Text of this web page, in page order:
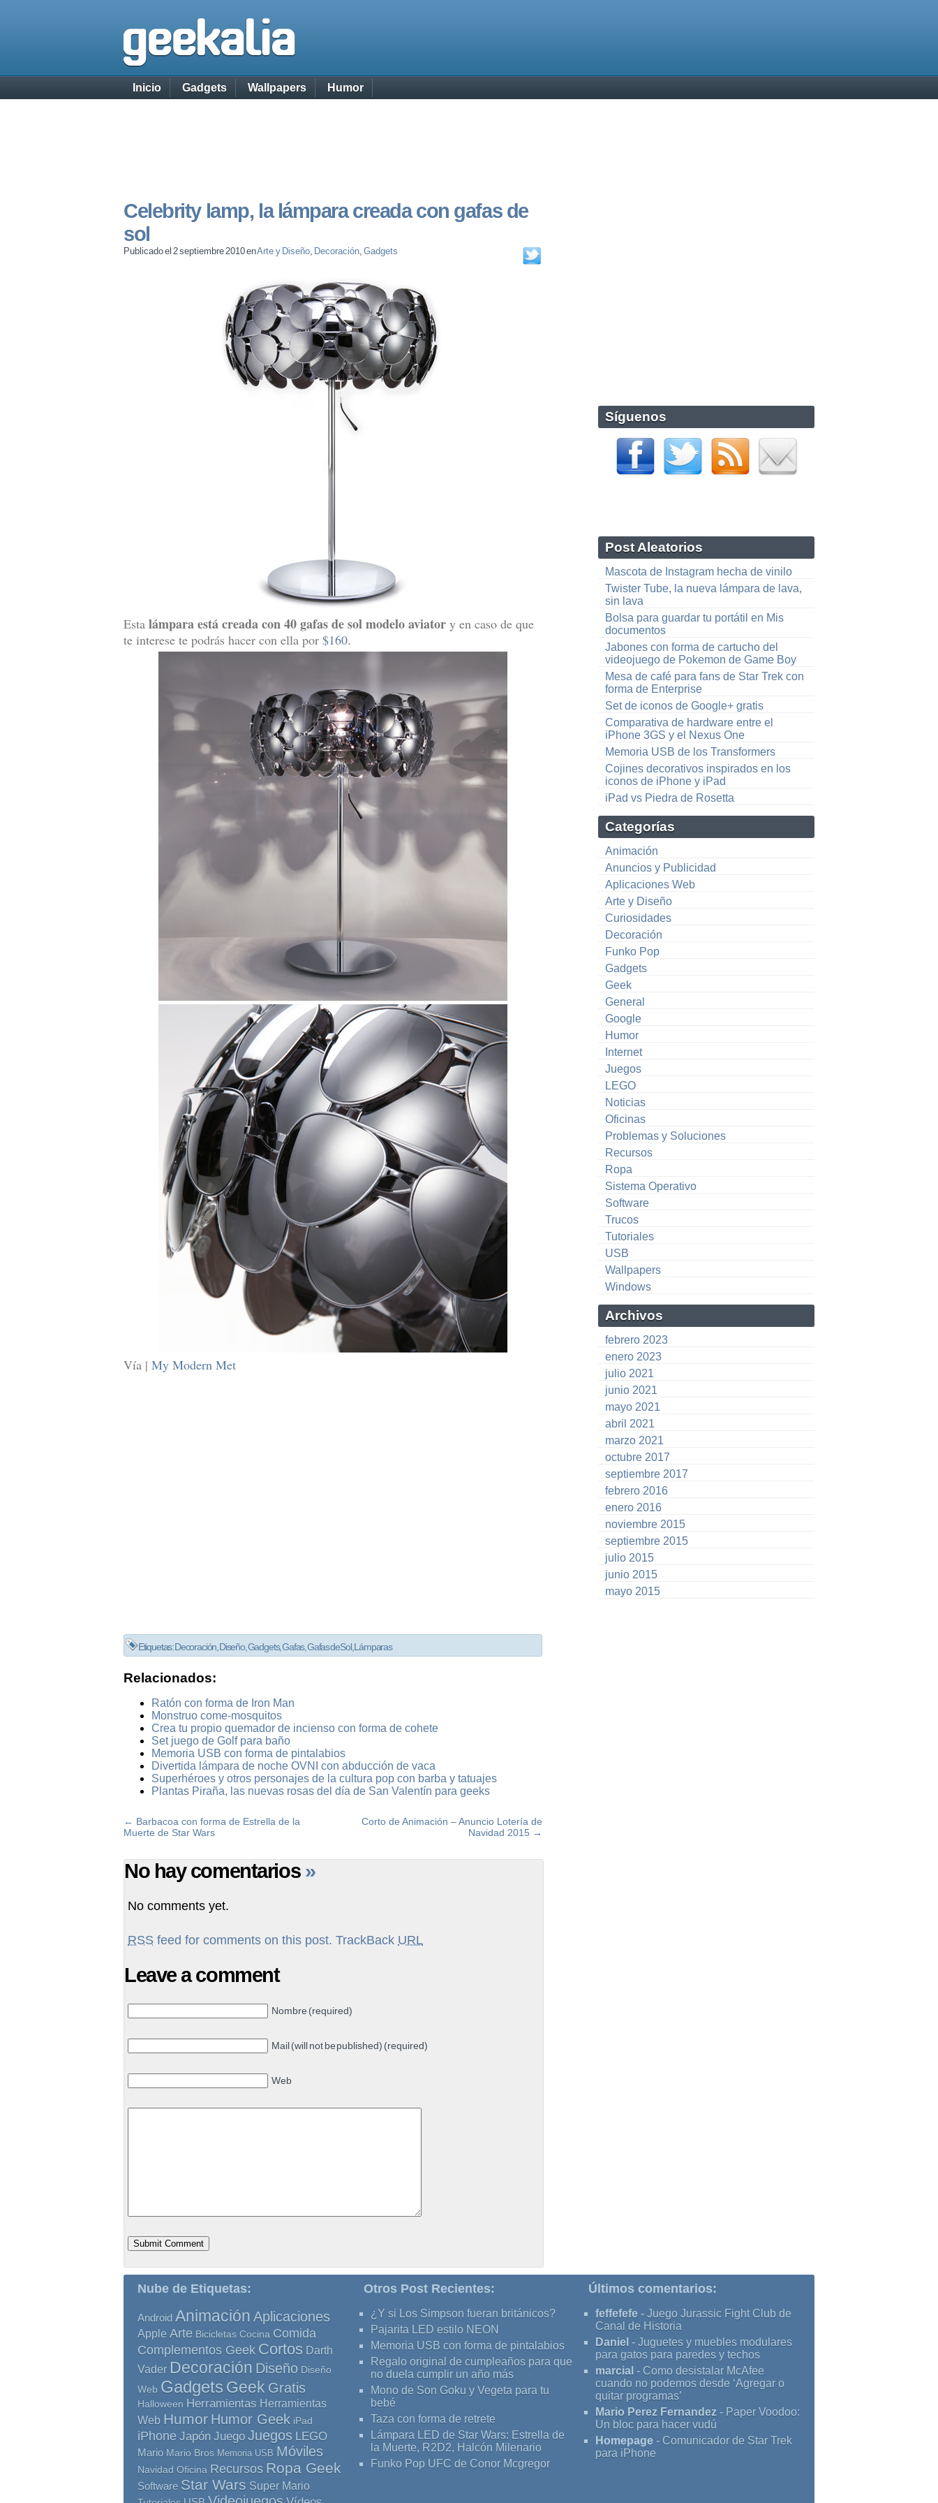
Inicio Gadgets Wallpapers Humor
Celebrity lamp, la lámpara creada con gafas de
sol
Publicado el 2 septiembre 2010 enArte y Diseño, Decoración, Gadgets
Esta lámpara está creada con 40 gafas de sol modelo aviator y en caso de que
te interese te podrás hacer con ella por $160.
Vía | My Modern Met
Etiquetas:Decoración,Diseño,Gadgets,Gafas,Gafas de Sol,Lámparas
Relacionados:
Ratón con forma de Iron Man
Monstruo come-mosquitos
Crea tu propio quemador de incienso con forma de cohete
Set juego de Golf para baño
Memoria USB con forma de pintalabios
Divertida lámpara de noche OVNI con abducción de vaca
Superhéroes y otros personajes de la cultura pop con barba y tatuajes
Plantas Piraña, las nuevas rosas del día de San Valentín para geeks
Corto de Animación – Anuncio Lotería de
Navidad 2015 →
← Barbacoa con forma de Estrella de la
Muerte de Star Wars
No hay comentarios »
No comments yet.
RSS feed for comments on this post. TrackBack URL
Leave a comment
Nombre (required)
Mail (will not be published) (required)
Web
Síguenos
Post Aleatorios
Mascota de Instagram hecha de vinilo
Twister Tube, la nueva lámpara de lava,
sin lava
Bolsa para guardar tu portátil en Mis
documentos
Jabones con forma de cartucho del
videojuego de Pokemon de Game Boy
Mesa de café para fans de Star Trek con
forma de Enterprise
Set de iconos de Google+ gratis
Comparativa de hardware entre el
iPhone 3GS y el Nexus One
Memoria USB de los Transformers
Cojines decorativos inspirados en los
iconos de iPhone y iPad
iPad vs Piedra de Rosetta
Categorías
Animación
Anuncios y Publicidad
Aplicaciones Web
Arte y Diseño
Curiosidades
Decoración
Funko Pop
Gadgets
Geek
General
Google
Humor
Internet
Juegos
LEGO
Noticias
Oficinas
Problemas y Soluciones
Recursos
Ropa
Sistema Operativo
Software
Trucos
Tutoriales
USB
Wallpapers
Windows
Archivos
febrero 2023
enero 2023
julio 2021
junio 2021
mayo 2021
abril 2021
marzo 2021
octubre 2017
septiembre 2017
febrero 2016
enero 2016
noviembre 2015
septiembre 2015
julio 2015
junio 2015
mayo 2015
Nube de Etiquetas:
Android Animación Aplicaciones
Apple Arte Bicicletas Cocina Comida
Complementos Geek Cortos Darth
Vader Decoración Diseño Diseño
Web Gadgets Geek Gratis
Halloween Herramientas Herramientas
Web Humor Humor Geek iPad
iPhone Japón Juego Juegos LEGO
Mario Mario Bros Memoria USB Móviles
Navidad Oficina Recursos Ropa Geek
Software Star Wars Super Mario
Otros Post Recientes:
¿Y si Los Simpson fueran británicos?
Pajarita LED estilo NEON
Memoria USB con forma de pintalabios
Regalo original de cumpleaños para que
no duela cumplir un año más
Mono de Son Goku y Vegeta para tu
bebé
Taza con forma de retrete
Lámpara LED de Star Wars: Estrella de
la Muerte, R2D2, Halcón Milenario
Funko Pop UFC de Conor Mcgregor
Últimos comentarios:
feffefefe - Juego Jurassic Fight Club de
Canal de Historia
Daniel - Juguetes y muebles modulares
para gatos para paredes y techos
marcial - Como desistalar McAfee
cuando no podemos desde ‘Agregar o
quitar programas’
Mario Perez Fernandez - Paper Voodoo:
Un bloc para hacer vudú
Homepage - Comunicador de Star Trek
para iPhone